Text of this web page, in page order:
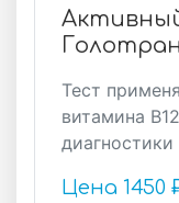
Тест
витамина
Цена 1450